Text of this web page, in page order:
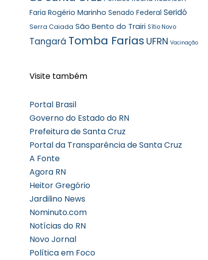
Faria Rogério Marinho Senado Federal Seridó
Serra Caiada São Bento do Trairi Sítio Novo
Tangará Tomba Farias UFRN Vacinação
Visite também
Portal Brasil
Governo do Estado do RN
Prefeitura de Santa Cruz
Portal da Transparência de Santa Cruz
A Fonte
Agora RN
Heitor Gregório
Jardilino News
Nominuto.com
Notícias do RN
Novo Jornal
Política em Foco